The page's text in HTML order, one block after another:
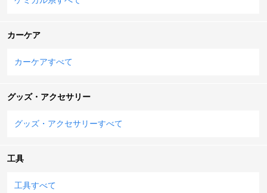
カーケア
カーケアすべて
グッズ・アクセサリー
グッズ・アクセサリーすべて
工具
工具すべて